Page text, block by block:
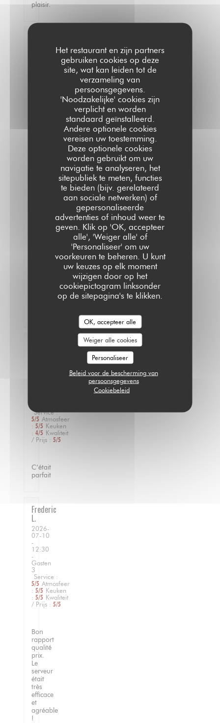
Het restaurant en zijn partners
gebruiken cookies op deze
site, wat kan leiden tot de
verzameling van
persoonsgegevens.
'Noodzakelijke' cookies zijn
verplicht en worden
standaard geïnstalleerd.
Andere optionele cookies
vereisen uw toestemming.
Deze optionele cookies
worden gebruikt om uw
navigatie te analyseren, het
sitepubliek te meten, functies
te bieden (bijv. gerelateerd
aan sociale netwerken) of
gepersonaliseerde
advertenties of inhoud weer te
geven. Klik op 'OK, accepteer
alle', 'Weiger alle' of
'Personaliseer' om uw
voorkeuren te beheren. U kunt
uw keuzes op elk moment
wijzigen door op het
cookiepictogram linksonder
op de sitepagina's te klikken.
OK, accepteer alle
Weiger alle cookies
Personaliseer
Beleid voor de bescherming van
persoonsgegevens
Cookiebeleid
plaisir.
Keuken
Kwaliteit
programme
Service:
5/5 Atmosfeer
: 5/5 Keuken
: 4/5 Kwaliteit
/ Prijs : 5/5
C’était
parfait
Frederic
L
2026-
07-10
-
12:30
-
Gasten
3
Service :
5/5 Atmosfeer
: 5/5 Keuken
: 5/5 Kwaliteit
/ Prijs : 5/5
Bon
rapport
qualité
prix.
Le
serveur
était
très
efficace
et
agréable
!